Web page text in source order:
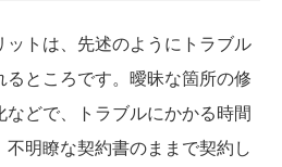
ットは、先述のようにトラブル
るところです。曖昧な箇所の修
どで、トラブルにかかる時間
不明瞭な契約書のままで契約し